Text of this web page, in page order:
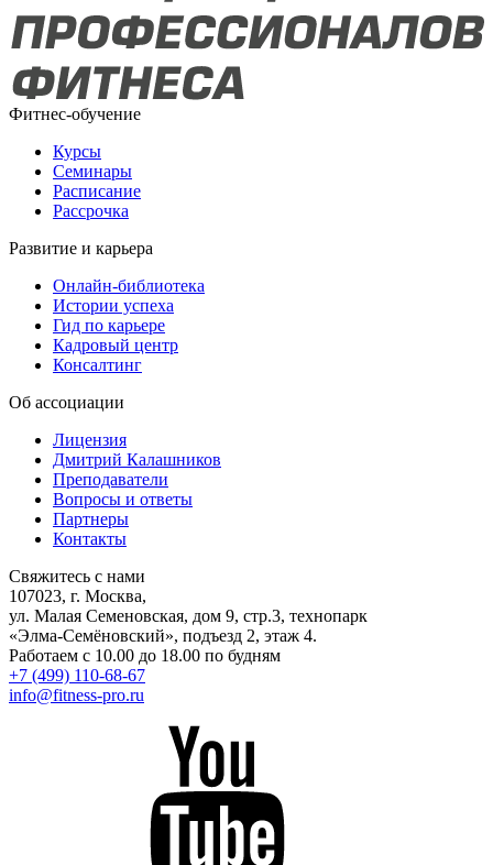
Фитнес-обучение
Курсы
Семинары
Расписание
Рассрочка
Развитие и карьера
Онлайн-библиотека
Истории успеха
Гид по карьере
Кадровый центр
Консалтинг
Об ассоциации
Лицензия
Дмитрий Калашников
Преподаватели
Вопросы и ответы
Партнеры
Контакты
Свяжитесь с нами
107023, г. Москва,
ул. Малая Семеновская, дом 9, стр.3, технопарк
«Элма-Семёновский», подъезд 2, этаж 4.
Работаем с 10.00 до 18.00 по будням
+7 (499) 110-68-67
info@fitness-pro.ru